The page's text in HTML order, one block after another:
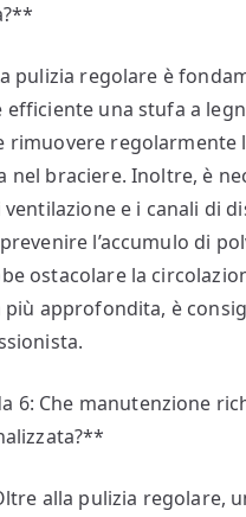
pulizia regolare è
una stufa a
rimuovere regolarmente
nel braciere. Inoltre, è
e i canali di
l’accumulo di
ostacolare la
più approfondita, è
6: Che manutenzione
alla pulizia regolare,